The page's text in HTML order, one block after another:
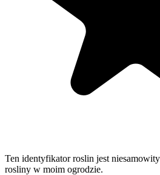
Ten identyfikator roslin jest
rosliny w moim ogrodzie.